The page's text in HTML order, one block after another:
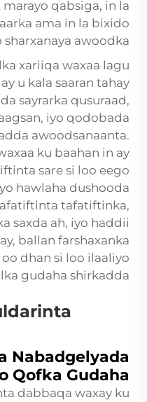
qabsiga, in la
ama in la bixido
awoodka.
xariiqa waxaa lagu
u kala saaran tahay
sayrarka qusuraad,
iyo qodobada
awoodsanaanta.
ku baahan in ay
sare si loo eego
hawlaha dushooda
tafatiftinka,
saxda ah, iyo haddii
ballan farshaxanka
dhan si loo ilaaliyo
gudaha shirkadda.
Nabadgelyada
Qofka Gudaha
dabbaqa waxay ku